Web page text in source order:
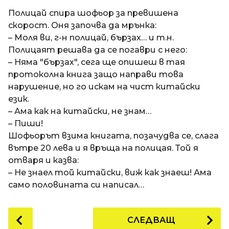
п
р
е
д
и
1
8
г
о
д
и
н
и
п
р
д
t
i
Полицай спира шофьор за превишена
скорост. Оня започва да мрънка:
– Моля ви, г-н полицай, бързах… и т.н.
Полицаят решава да се погаври с него:
– Няма "бързах", сега ще опишеш в тая
протоколна книга защо направи това
нарушение, но го искам на чист китайски
език.
– Ама как на китайски, не знам…
– Пиши!
Шофьорът взима книгата, позачудва се, слага
вътре 20 лева и я връща на полицая. Той я
отваря и казва:
– Не знаел той китайски, виж как знаеш! Ама
само половината си написал…
СЛЕДВАЩ